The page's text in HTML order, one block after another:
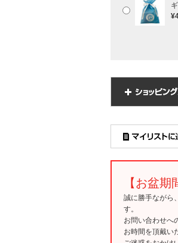
【お盆期
誠に勝手ながら
す。
お問い合わせへ
お時間を頂戴い